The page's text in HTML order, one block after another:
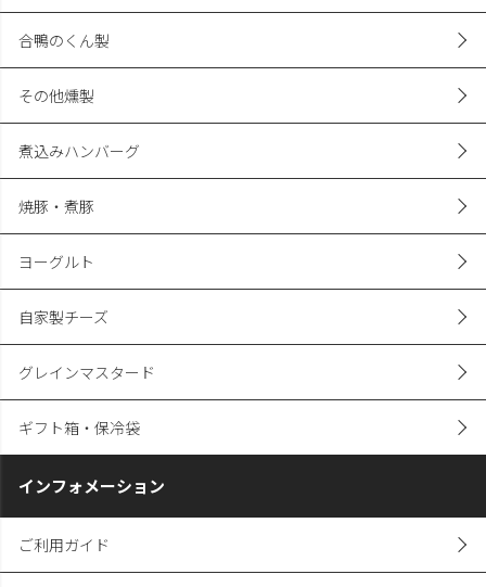
合鴨のくん製
その他燻製
煮込みハンバーグ
焼豚・煮豚
ヨーグルト
自家製チーズ
グレインマスタード
ギフト箱・保冷袋
インフォメーション
ご利用ガイド